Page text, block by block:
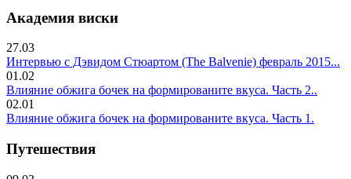
Академия виски
27.03
Интервью с Дэвидом Стюартом (The Balvenie) февраль 2015...
01.02
Влияние обжига бочек на формированите вкуса. Часть 2..
02.01
Влияние обжига бочек на формированите вкуса. Часть 1.
Путешествия